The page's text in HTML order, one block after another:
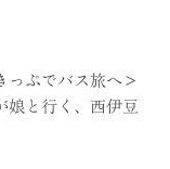
っぷでバス旅へ＞
娘と行く、西伊豆